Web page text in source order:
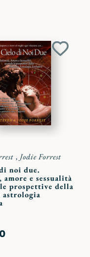
, Jodie Forrest
noi due.
e sessualità
prospettive della
astrologia